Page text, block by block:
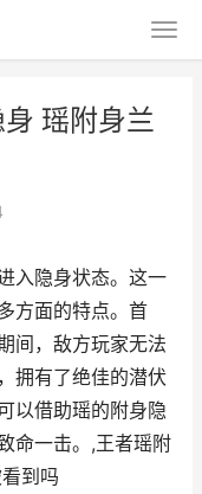
瑶附身兰
入隐身状态。这一
方面的特点。首
间，敌方玩家无法
拥有了绝佳的潜伏
以借助瑶的附身隐
命一击。,王者瑶附
到吗